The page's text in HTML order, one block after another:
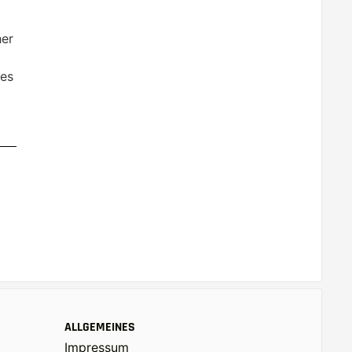
ALLGEMEINES
Impressum